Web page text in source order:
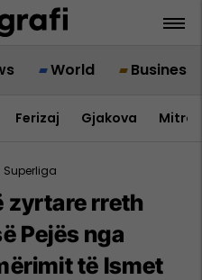
World Business
Ferizaj Gjakova
Superliga
zyrtare rreth
Pejës nga
të Ismet